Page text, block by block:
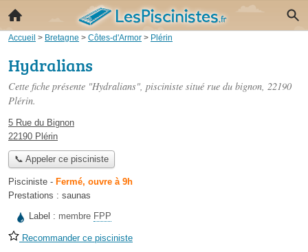
Accueil > Bretagne > Côtes-d'Armor > Plérin
Hydralians
Cette fiche présente "Hydralians", pisciniste situé rue du bignon, 22190
Plérin.
5 Rue du Bignon
22190 Plérin
📞 Appeler ce pisciniste
Pisciniste - Fermé, ouvre à 9h
Prestations : saunas
Label : membre FPP
Recommander ce pisciniste